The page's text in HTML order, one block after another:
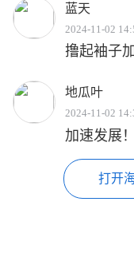
蓝天
2024-11-02
撸起袖子
地瓜叶
2024-11-02
加速发展！
打开